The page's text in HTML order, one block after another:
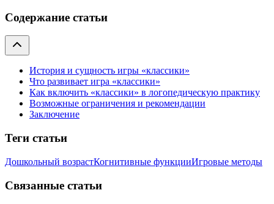
Содержание статьи
История и сущность игры «классики»
Что развивает игра «классики»
Как включить «классики» в логопедическую практику
Возможные ограничения и рекомендации
Заключение
Теги статьи
Дошкольный возрастКогнитивные функцииИгровые методы
Связанные статьи